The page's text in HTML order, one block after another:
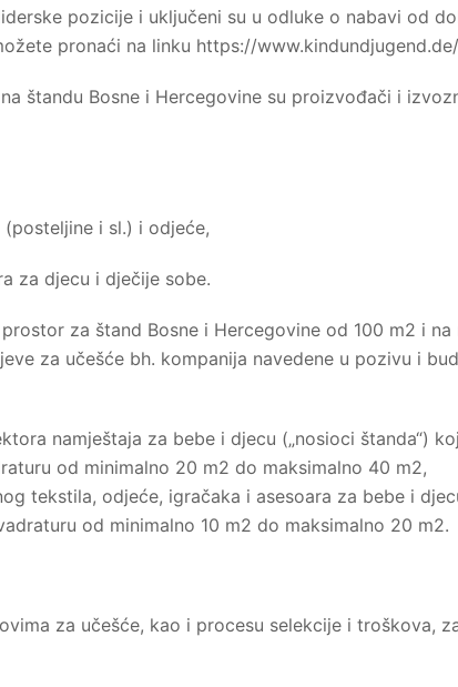
pozicije i uključeni su u odluke o nabavi od
pronaći na linku https://
štandu Bosne i Hercegovine su proizvođači i
i sl.) i odjeće,
za djecu i dječije sobe.
za štand Bosne i Hercegovine od 100 m2 i
za učešće bh. kompanija navedene u pozivu i
namještaja za bebe i djecu („nosioci štanda“)
od minimalno 20 m2 do maksimalno 40 m2,
tekstila, odjeće, igračaka i asesoara za bebe i
od minimalno 10 m2 do maksimalno 20 m2.
za učešće, kao i procesu selekcije i troškova,